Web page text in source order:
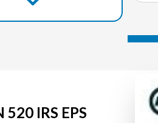
520 IRS EPS